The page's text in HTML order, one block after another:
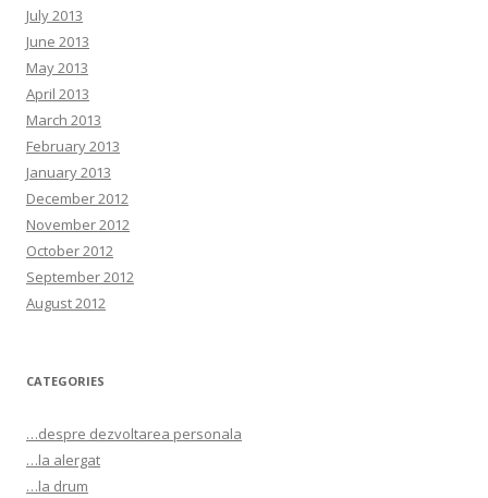
July 2013
June 2013
May 2013
April 2013
March 2013
February 2013
January 2013
December 2012
November 2012
October 2012
September 2012
August 2012
CATEGORIES
…despre dezvoltarea personala
…la alergat
…la drum